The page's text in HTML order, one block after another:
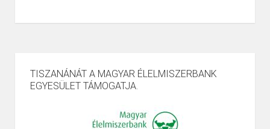
TISZANÁNÁT A MAGYAR ÉLELMISZERBANK
EGYESÜLET TÁMOGATJA.